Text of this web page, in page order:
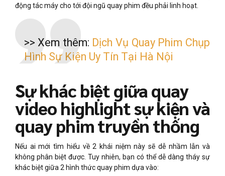
động tác máy cho tới đội ngũ quay phim đều phải linh hoạt.
>> Xem thêm: Dịch Vụ Quay Phim Chụp
Hình Sự Kiện Uy Tín Tại Hà Nội
Sự khác biệt giữa quay
video highlight sự kiện và
quay phim truyền thống
Nếu ai mới tìm hiểu về 2 khái niệm này sẽ dễ nhầm lẫn và
không phân biệt được. Tuy nhiên, bạn có thể dễ dàng tháy sự
khác biệt giữa 2 hình thức quay phim dựa vào: